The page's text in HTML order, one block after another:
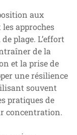
aux
approches
plage. L’effort
de la
et la prise de
une résilience
souvent
pratiques de
concentration.